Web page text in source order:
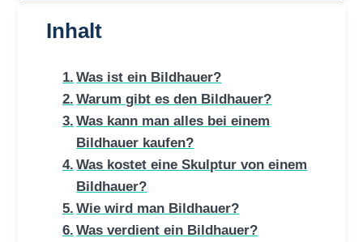
Inhalt
Was ist ein Bildhauer?
Warum gibt es den Bildhauer?
Was kann man alles bei einem
Bildhauer kaufen?
Was kostet eine Skulptur von einem
Bildhauer?
Wie wird man Bildhauer?
Was verdient ein Bildhauer?